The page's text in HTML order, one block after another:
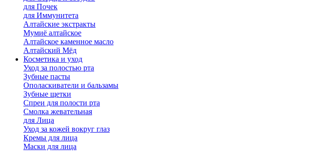
для Почек
для Иммунитета
Алтайские экстракты
Мумиё алтайское
Алтайское каменное масло
Алтайский Мёд
Косметика и уход
Уход за полостью рта
Зубные пасты
Ополаскиватели и бальзамы
Зубные щетки
Спреи для полости рта
Смолка жевательная
для Лица
Уход за кожей вокруг глаз
Кремы для лица
Маски для лица